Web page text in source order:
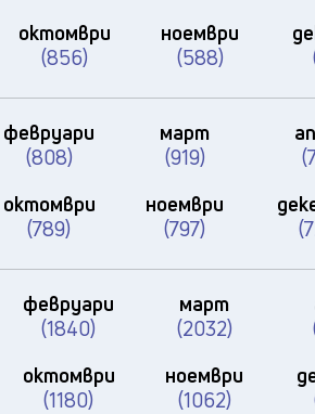
октомври
(856)
ноември
(588)
февруари
(808)
март
(919)
октомври
(789)
ноември
(797)
февруари
(1840)
март
(2032)
октомври
(1180)
ноември
(1062)